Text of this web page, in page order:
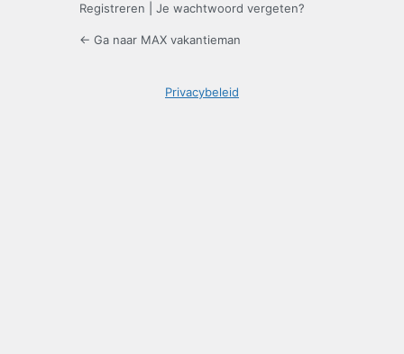
Registreren Je wachtwoord vergeten?
← Ga naar MAX vakantieman
Privacybeleid